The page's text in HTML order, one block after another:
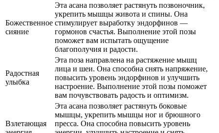
Божественное
сияние
Эта асана позволяет растянуть позвоночник,
укрепить мышцы живота и спины. Она
стимулирует выработку эндорфинов —
гормонов счастья. Выполнение этой позы
поможет вам испытать ощущение
благополучия и радости.
Радостная
улыбка
Эта поза направлена на растяжение мышц
лица и шеи. Она способна снять напряжение,
повысить уровень эндорфинов и улучшить
настроение. Выполнение этой позы поможет
вам почувствовать радость и оптимизм.
Взлетающая
Эта асана позволяет растянуть боковые
мышцы, укрепить мышцы ног и брюшного
пресса. Она способна повысить уровень